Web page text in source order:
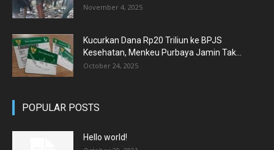
November 4, 2025
Kucurkan Dana Rp20 Triliun ke BPJS
Kesehatan, Menkeu Purbaya Jamin Tak...
October 24, 2025
POPULAR POSTS
Hello world!